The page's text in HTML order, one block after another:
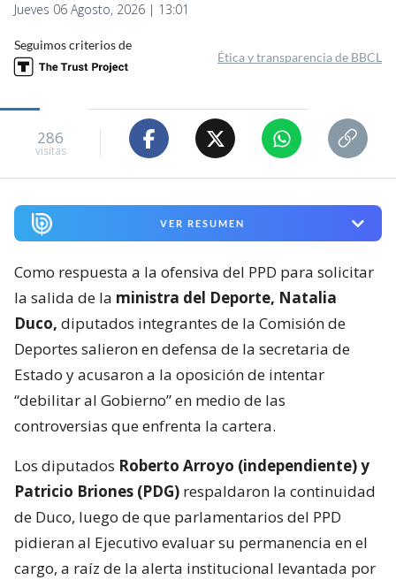
Jueves 06 Agosto, 2026 | 13:01
Seguimos criterios de
Ética y transparencia de BBCL
286
visitas
VER RESUMEN
Como respuesta a la ofensiva del PPD para solicitar
la salida de la ministra del Deporte, Natalia
Duco, diputados integrantes de la Comisión de
Deportes salieron en defensa de la secretaria de
Estado y acusaron a la oposición de intentar
“debilitar al Gobierno” en medio de las
controversias que enfrenta la cartera.
Los diputados Roberto Arroyo (independiente) y
Patricio Briones (PDG) respaldaron la continuidad
de Duco, luego de que parlamentarios del PPD
pidieran al Ejecutivo evaluar su permanencia en el
cargo, a raíz de la alerta institucional levantada por